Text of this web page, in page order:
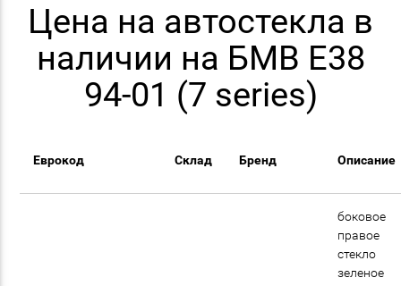
Цена на автостекла в
наличии на БМВ E38
94-01 (7 series)
Еврокод Склад Бренд Описание
боковое
правое
стекло
зеленое